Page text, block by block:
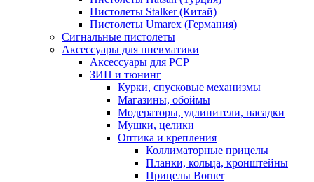
Пистолеты Stalker (Китай)
Пистолеты Umarex (Германия)
Сигнальные пистолеты
Аксессуары для пневматики
Аксессуары для PCP
ЗИП и тюнинг
Курки, спусковые механизмы
Магазины, обоймы
Модераторы, удлинители, насадки
Мушки, целики
Оптика и крепления
Коллиматорные прицелы
Планки, кольца, кронштейны
Прицелы Borner